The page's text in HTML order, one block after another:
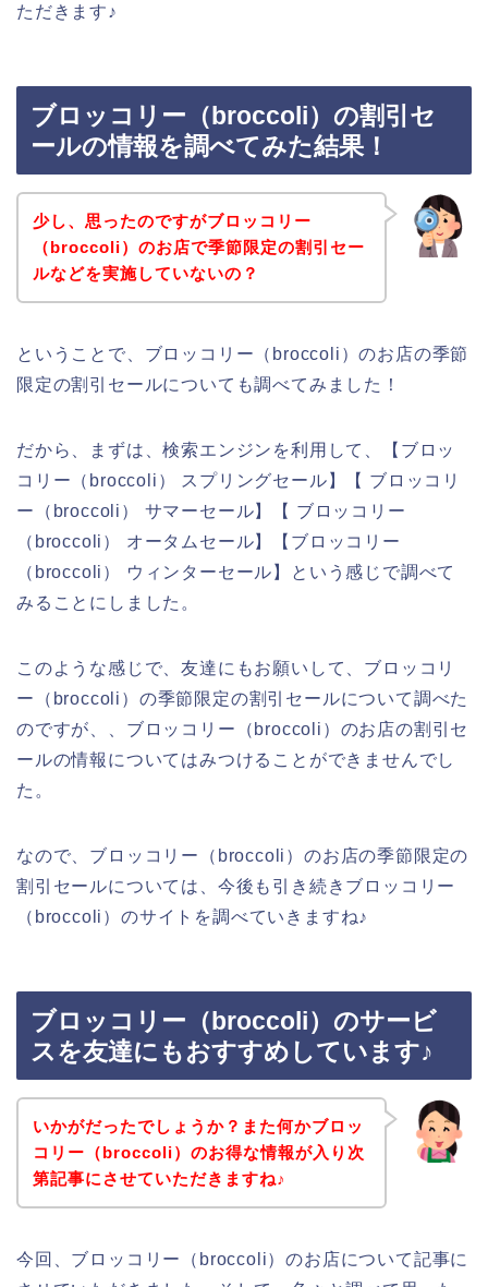
ただきます♪
ブロッコリー（broccoli）の割引セ
ールの情報を調べてみた結果！
少し、思ったのですがブロッコリー
（broccoli）のお店で季節限定の割引セー
ルなどを実施していないの？
ということで、ブロッコリー（broccoli）のお店の季節
限定の割引セールについても調べてみました！
だから、まずは、検索エンジンを利用して、【ブロッ
コリー（broccoli） スプリングセール】【 ブロッコリ
ー（broccoli） サマーセール】【 ブロッコリー
（broccoli） オータムセール】【ブロッコリー
（broccoli） ウィンターセール】という感じで調べて
みることにしました。
このような感じで、友達にもお願いして、ブロッコリ
ー（broccoli）の季節限定の割引セールについて調べた
のですが、、ブロッコリー（broccoli）のお店の割引セ
ールの情報についてはみつけることができませんでし
た。
なので、ブロッコリー（broccoli）のお店の季節限定の
割引セールについては、今後も引き続きブロッコリー
（broccoli）のサイトを調べていきますね♪
ブロッコリー（broccoli）のサービ
スを友達にもおすすめしています♪
いかがだったでしょうか？また何かブロッ
コリー（broccoli）のお得な情報が入り次
第記事にさせていただきますね♪
今回、ブロッコリー（broccoli）のお店について記事に